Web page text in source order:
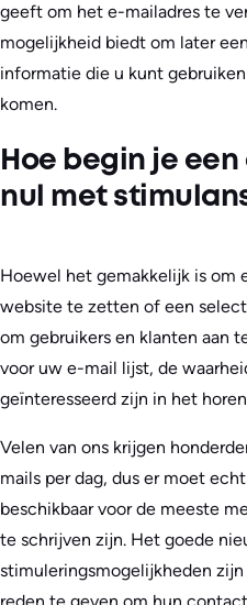
geeft om het e-mailadres te
mogelijkheid biedt om later
informatie die u kunt
komen.
Hoe begin je
nul met
Hoewel het gemakkelijk is om
website te zetten of een
om gebruikers en klanten aan
voor uw e-mail lijst, de
geïnteresseerd zijn in het
Velen van ons krijgen
mails per dag, dus er moet
beschikbaar voor de meeste
te schrijven zijn. Het goede
stimuleringsmogelijkheden